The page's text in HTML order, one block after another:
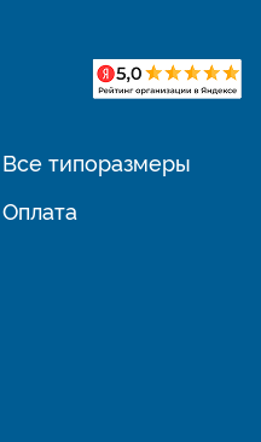
Все типоразмеры
Оплата